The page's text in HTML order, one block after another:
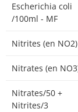
Escherichia coli
/100ml - MF
Nitrites (en NO2)
Nitrates (en
Nitrates/50 +
Nitrites/3